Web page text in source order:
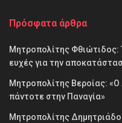
Πρόσφατα άρθρα
Μητροπολίτης Φθιώτιδος:
ευχές για την
Μητροπολίτης Βεροίας:
πάντοτε στην Παναγία»
Μητροπολίτης